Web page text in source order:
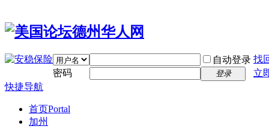
自动登录 找
密码
登录
立
快捷导航
首页Portal
加州